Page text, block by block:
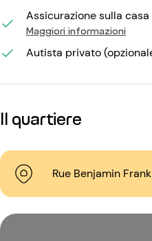
Assicurazione sulla
Maggiori informazioni
Autista privato
Il quartiere
Rue Benjamin